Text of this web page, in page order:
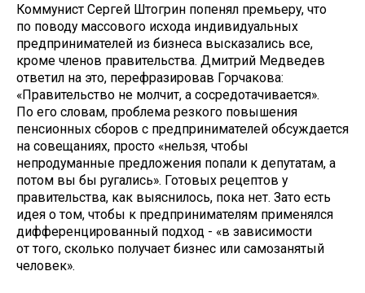
Коммунист Сергей Штогрин попенял премьеру, что
по поводу массового исхода индивидуальных
предпринимателей из бизнеса высказались все,
кроме членов правительства. Дмитрий Медведев
ответил на это, перефразировав Горчакова:
«Правительство не молчит, а сосредотачивается».
По его словам, проблема резкого повышения
пенсионных сборов с предпринимателей обсуждается
на совещаниях, просто «нельзя, чтобы
непродуманные предложения попали к депутатам, а
потом вы бы ругались». Готовых рецептов у
правительства, как выяснилось, пока нет. Зато есть
идея о том, чтобы к предпринимателям применялся
дифференцированный подход - «в зависимости
от того, сколько получает бизнес или самозанятый
человек».